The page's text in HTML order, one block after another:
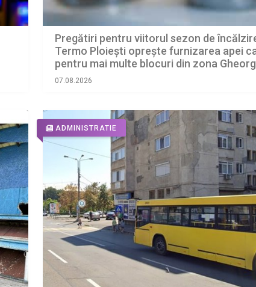
Pregătiri pentru viitorul sezon de
Termo Ploiești oprește furnizarea apei
pentru mai multe blocuri din zona
Doja
07.08.2026
ADMINISTRATIE